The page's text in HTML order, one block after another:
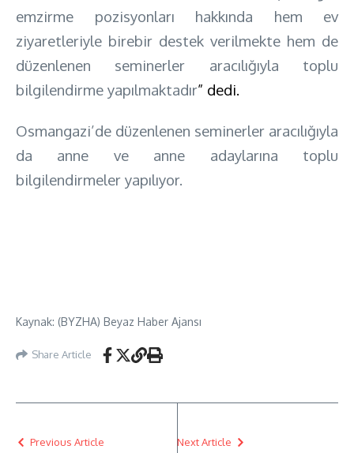
emzirme pozisyonları hakkında hem ev
ziyaretleriyle birebir destek verilmekte hem de
düzenlenen seminerler aracılığıyla toplu
bilgilendirme yapılmaktadır” dedi.
Osmangazi’de düzenlenen seminerler aracılığıyla
da anne ve anne adaylarına toplu
bilgilendirmeler yapılıyor.
Kaynak: (BYZHA) Beyaz Haber Ajansı
Share Article
Previous Article Next Article